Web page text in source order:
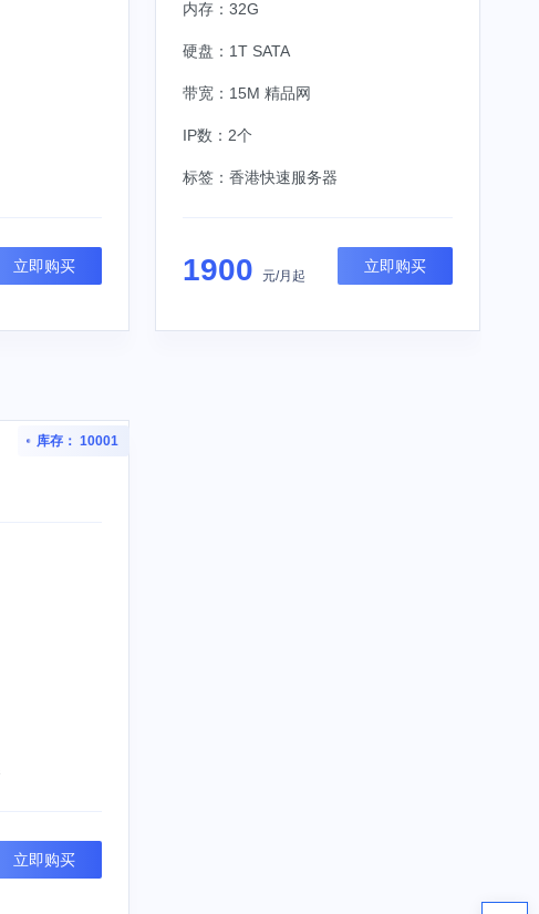
立即购买
内存：32G
硬盘：1T SATA
带宽：15M 精品网
IP数：2个
标签： 香港快速服务器
1900 元/月起
立即购买
库存： 10001
立即购买